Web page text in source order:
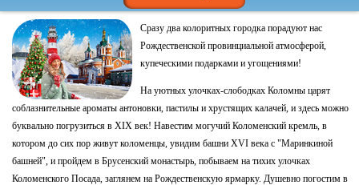
Сразу два колоритных городка порадуют нас
Рождественской провинциальной атмосферой,
купеческими подарками и угощениями!
На уютных улочках-слободках Коломны царят
соблазнительные ароматы антоновки, пастилы и хрустящих калачей, и здесь можно
буквально погрузиться в XIX век! Навестим могучий Коломенский кремль, в
котором до сих пор живут коломенцы, увидим башни XVI века с "Маринкиной
башней", и пройдем в Брусенский монастырь, побываем на тихих улочках
Коломенского Посада, заглянем на Рождественскую ярмарку. Душевно погостим в